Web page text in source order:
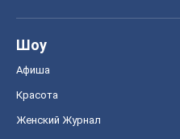
Шоу
Афиша
Красота
Женский Журнал